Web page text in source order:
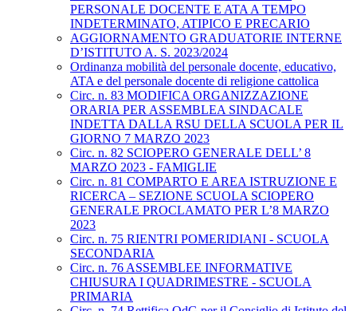
PERSONALE DOCENTE E ATA A TEMPO
INDETERMINATO, ATIPICO E PRECARIO
AGGIORNAMENTO GRADUATORIE INTERNE
D’ISTITUTO A. S. 2023/2024
Ordinanza mobilità del personale docente, educativo,
ATA e del personale docente di religione cattolica
Circ. n. 83 MODIFICA ORGANIZZAZIONE
ORARIA PER ASSEMBLEA SINDACALE
INDETTA DALLA RSU DELLA SCUOLA PER IL
GIORNO 7 MARZO 2023
Circ. n. 82 SCIOPERO GENERALE DELL’ 8
MARZO 2023 - FAMIGLIE
Circ. n. 81 COMPARTO E AREA ISTRUZIONE E
RICERCA – SEZIONE SCUOLA SCIOPERO
GENERALE PROCLAMATO PER L’8 MARZO
2023
Circ. n. 75 RIENTRI POMERIDIANI - SCUOLA
SECONDARIA
Circ. n. 76 ASSEMBLEE INFORMATIVE
CHIUSURA I QUADRIMESTRE - SCUOLA
PRIMARIA